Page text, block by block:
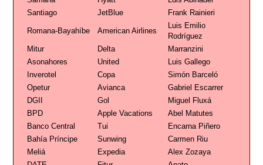
Santiago
JetBlue Frank Rainieri
Romana-Bayahíbe American Airlines
Luis Emilio
Rodríguez
Mitur
Delta
Marranzini
Asonahores
United
Luis Gallego
Inverotel
Copa
Simón Barceló
Opetur
Avianca
Gabriel Escarrer
DGII
Gol
Miguel Fluxá
BPD
Apple Vacations
Abel Matutes
Banco Central
Tui
Encarna Piñero
Bahía Príncipe
Sunwing
Carmen Riu
Meliá
Expedia
Alex Zozaya